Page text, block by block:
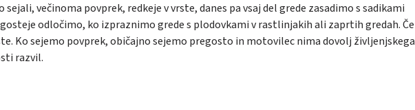
večinoma povprek, redkeje v vrste, danes pa vsaj del grede zasadimo s sadikami
odločimo, ko izpraznimo grede s plodovkami v rastlinjakih ali zaprtih gredah. Če
Ko sejemo povprek, običajno sejemo pregosto in motovilec nima dovolj življenjskega
razvil.